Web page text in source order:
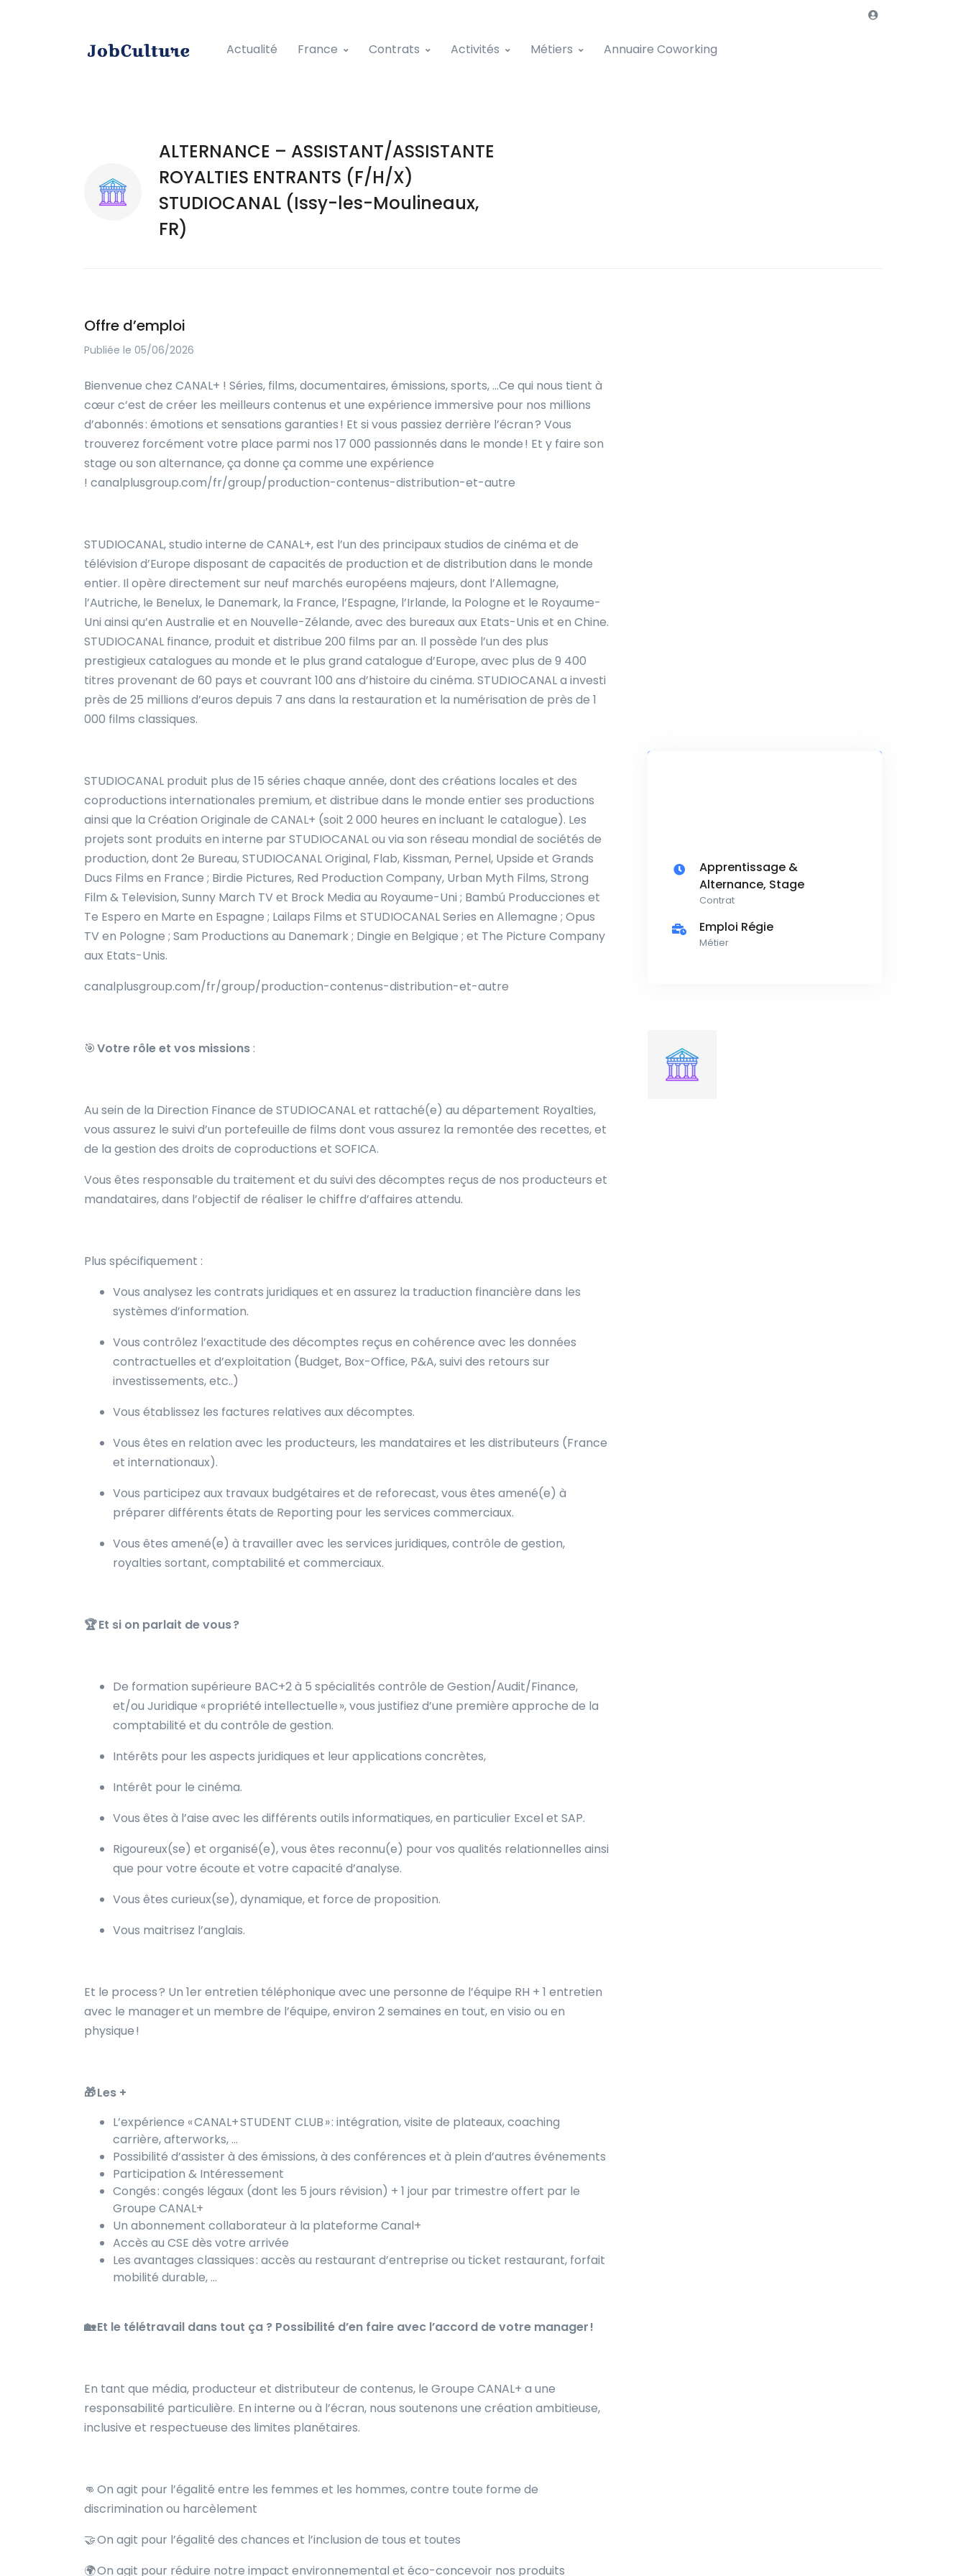
Actualité France Contrats Activités Métiers Annuaire Coworking
ALTERNANCE – ASSISTANT/ASSISTANTE
ROYALTIES ENTRANTS (F/H/X)
STUDIOCANAL (Issy-les-Moulineaux,
FR)
Offre d’emploi
Publiée le 05/06/2026
Bienvenue chez CANAL+ ! Séries, films, documentaires, émissions, sports, …Ce qui nous tient à
cœur c’est de créer les meilleurs contenus et une expérience immersive pour nos millions
d’abonnés : émotions et sensations garanties ! Et si vous passiez derrière l’écran ? Vous
trouverez forcément votre place parmi nos 17 000 passionnés dans le monde ! Et y faire son
stage ou son alternance, ça donne ça comme une expérience
! canalplusgroup.com/fr/group/production-contenus-distribution-et-autre
STUDIOCANAL, studio interne de CANAL+, est l’un des principaux studios de cinéma et de
télévision d’Europe disposant de capacités de production et de distribution dans le monde
entier. Il opère directement sur neuf marchés européens majeurs, dont l’Allemagne,
l’Autriche, le Benelux, le Danemark, la France, l’Espagne, l’Irlande, la Pologne et le Royaume-
Uni ainsi qu’en Australie et en Nouvelle-Zélande, avec des bureaux aux Etats-Unis et en Chine.
STUDIOCANAL finance, produit et distribue 200 films par an. Il possède l’un des plus
prestigieux catalogues au monde et le plus grand catalogue d’Europe, avec plus de 9 400
titres provenant de 60 pays et couvrant 100 ans d’histoire du cinéma. STUDIOCANAL a investi
près de 25 millions d’euros depuis 7 ans dans la restauration et la numérisation de près de 1
000 films classiques.
STUDIOCANAL produit plus de 15 séries chaque année, dont des créations locales et des
coproductions internationales premium, et distribue dans le monde entier ses productions
ainsi que la Création Originale de CANAL+ (soit 2 000 heures en incluant le catalogue). Les
projets sont produits en interne par STUDIOCANAL ou via son réseau mondial de sociétés de
production, dont 2e Bureau, STUDIOCANAL Original, Flab, Kissman, Pernel, Upside et Grands
Ducs Films en France ; Birdie Pictures, Red Production Company, Urban Myth Films, Strong
Film & Television, Sunny March TV et Brock Media au Royaume-Uni ; Bambú Producciones et
Te Espero en Marte en Espagne ; Lailaps Films et STUDIOCANAL Series en Allemagne ; Opus
TV en Pologne ; Sam Productions au Danemark ; Dingie en Belgique ; et The Picture Company
aux Etats-Unis.
canalplusgroup.com/fr/group/production-contenus-distribution-et-autre
🎯Votre rôle et vos missions :
Au sein de la Direction Finance de STUDIOCANAL et rattaché(e) au département Royalties,
vous assurez le suivi d’un portefeuille de films dont vous assurez la remontée des recettes,et
de la gestion des droits de coproductions et SOFICA.
Vous êtes responsable du traitement et du suivi des décomptes reçus de nos producteurs et
mandataires, dans l’objectif de réaliser le chiffre d’affaires attendu.
Plus spécifiquement :
Vous analysez les contrats juridiques et en assurez la traduction financière dans les
systèmes d’information.
Vous contrôlez l’exactitude des décomptes reçus en cohérence avec les données
contractuelles et d’exploitation (Budget, Box-Office, P&A, suivi des retours sur
investissements, etc..)
Vous établissez les factures relatives aux décomptes.
Vous êtes en relation avec les producteurs, les mandataires et les distributeurs (France
et internationaux).
Vous participez aux travaux budgétaires et de reforecast, vous êtes amené(e) à
préparer différents états de Reporting pour les services commerciaux.
Vous êtes amené(e) à travailler avec les services juridiques, contrôle de gestion,
royalties sortant, comptabilité et commerciaux.
🏆Et si on parlait de vous ?
De formation supérieure BAC+2 à 5 spécialités contrôle de Gestion/Audit/Finance,
et/ou Juridique « propriété intellectuelle », vous justifiez d’une première approche de la
comptabilité et du contrôle de gestion.
Intérêts pour les aspects juridiques et leur applications concrètes,
Intérêt pour le cinéma.
Vous êtes à l’aise avec les différents outils informatiques, en particulier Excel et SAP.
Rigoureux(se) et organisé(e), vous êtes reconnu(e) pour vos qualités relationnelles ainsi
que pour votre écoute et votre capacité d’analyse.
Vous êtes curieux(se), dynamique, et force de proposition.
Vous maitrisez l’anglais.
Et le process ? Un 1er entretien téléphonique avec une personne de l’équipe RH + 1 entretien
avec le manager et un membre de l’équipe, environ 2 semaines en tout, en visio ou en
physique !
🎁 Les +
L’expérience « CANAL+ STUDENT CLUB » : intégration, visite de plateaux, coaching
carrière, afterworks, …
Possibilité d’assister à des émissions, à des conférences et à plein d’autres événements
Participation & Intéressement
Congés : congés légaux (dont les 5 jours révision) + 1 jour par trimestre offert par le
Groupe CANAL+
Un abonnement collaborateur à la plateforme Canal+
Accès au CSE dès votre arrivée
Les avantages classiques : accès au restaurant d’entreprise ou ticket restaurant, forfait
mobilité durable, …
🏡 Et le télétravail dans tout ça ? Possibilité d’en faire avec l’accord de votre manager !
En tant que média, producteur et distributeur de contenus, le Groupe CANAL+ a une
responsabilité particulière. En interne ou à l’écran, nous soutenons une création ambitieuse,
inclusive et respectueuse des limites planétaires.
👊 On agit pour l’égalité entre les femmes et les hommes, contre toute forme de
discrimination ou harcèlement
🤝 On agit pour l’égalité des chances et l’inclusion de tous et toutes
🌍 On agit pour réduire notre impact environnemental et éco-concevoir nos produits
Apprentissage &
Alternance, Stage
Contrat
Emploi Régie
Métier